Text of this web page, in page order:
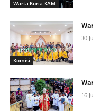
Komisi
Warta Kuria KAM